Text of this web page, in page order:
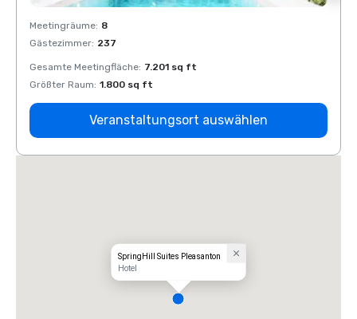
Meetingräume: 8
Gästezimmer: 237
Gesamte Meetingfläche: 7.201 sq ft
Größter Raum: 1.800 sq ft
Veranstaltungsort auswählen
SpringHill Suites Pleasanton
Hotel